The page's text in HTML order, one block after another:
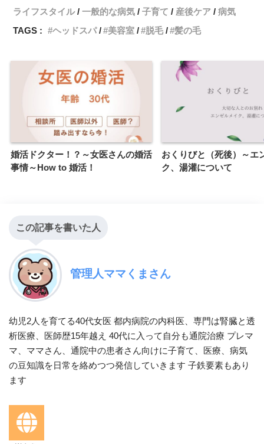
ライフスタイル
一般的な病気 子育て 産後ケア
病気
TAGS :
ヘッドスパ 美容室 脱毛 髪の毛
婚活ドクター！？～女医さんの婚活
事情～How to 婚活！
おくりびと（死後）～エ
ク、湯灌について
この記事を書いた人
管理人ママくまさん
幼児2人を育てる40代女医 都内病院の内科医、専門は腎臓と透
析医療、医師歴15年越え 40代に入って自分も通院治療 プレマ
マ、ママさん、通院中の患者さん向けに子育て、医療、病気
の豆知識を日常を絡めつつ発信していきます 子鉄要素もあり
ます